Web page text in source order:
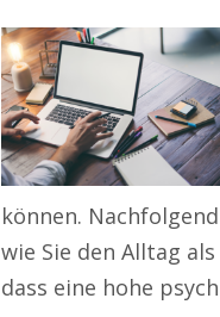
können.
wie Sie den Alltag
dass eine hohe